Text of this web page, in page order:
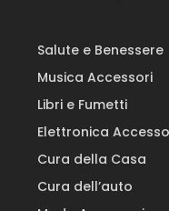
Salute e Benessere
Musica Accessori
Libri e Fumetti
Elettronica
Cura della Casa
Cura dell’auto